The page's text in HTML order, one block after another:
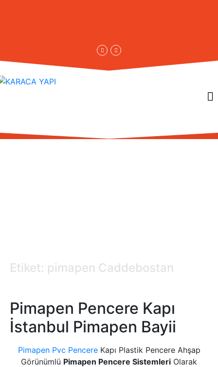
Etiket: pimapen Caddebostan
Pimapen Pencere Kapı
İstanbul Pimapen Bayii
Pimapen Pvc PencereKapı Plastik Pencere Ahşap
Görünümlü Pimapen Pencere Sistemleri Olarak